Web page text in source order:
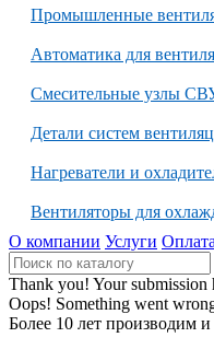
Промышленные
Автоматика для
Смесительные узлы
Детали систем
Нагреватели и
Вентиляторы для
О компании Услуги
Thank you! Your submission
Oops! Something went
Более 10 лет производим